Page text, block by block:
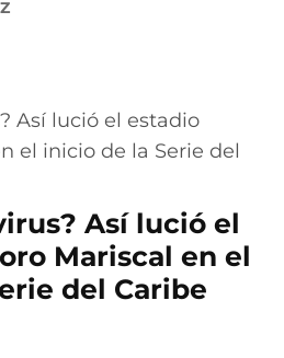
Así lució el
Mariscal en el
del Caribe